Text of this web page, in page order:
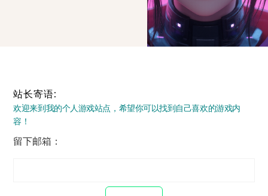
站长寄语:
欢迎来到我的个人游戏站点，希望你可以找到自己喜欢的游戏内
容！
留下邮箱：